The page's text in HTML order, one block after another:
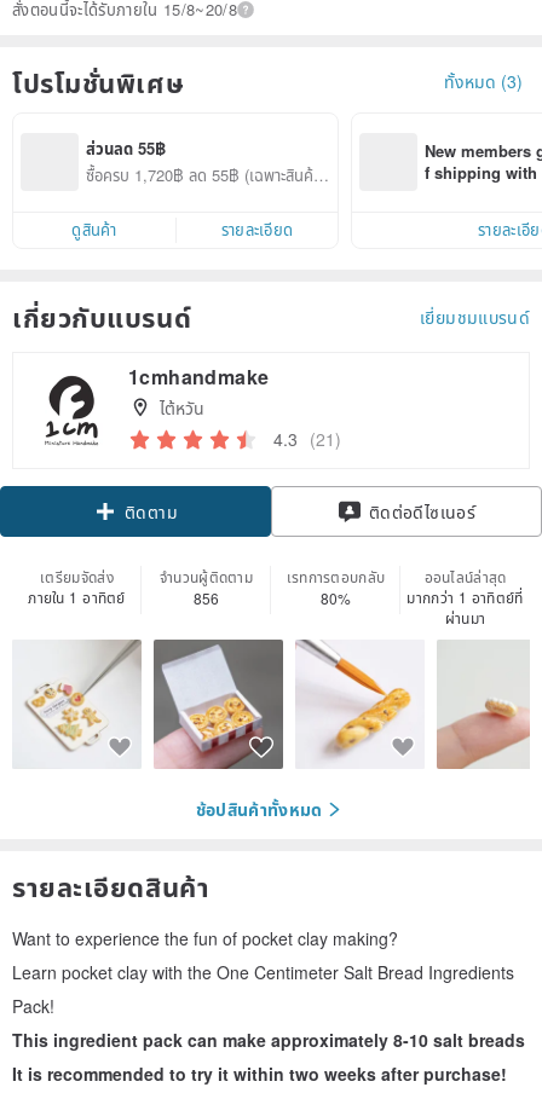
สั่งตอนนี้จะได้รับภายใน 15/8~20/8
โปรโมชั่นพิเศษ ทั้งหมด (3)
ส่วนลด 55฿
ซื้อครบ 1,720฿ ลด 55฿ (เฉพาะสินค้าที่
ดูสินค้า
รายละเอียด
New members
f shipping
รายละเอี
เกี่ยวกับแบรนด์ เยี่ยมชมแบรนด์
1cmhandmake
ไต้หวัน
4.3 (21)
ติดตาม ติดต่อดีไซเนอร์
เตรียมจัดส่ง
ภายใน 1 อาทิตย์
จำนวนผู้ติดตาม
856
เรทการตอบกลับ
80%
ออนไลน์ล่าสุด
มากกว่า 1 อาทิตย์ที่
ผ่านมา
ช้อปสินค้าทั้งหมด
รายละเอียดสินค้า
Want to experience the fun of pocket clay making?
Learn pocket clay with the One Centimeter Salt Bread Ingredients
Pack!
This ingredient pack can make approximately 8-10 salt breads
It is recommended to try it within two weeks after purchase!